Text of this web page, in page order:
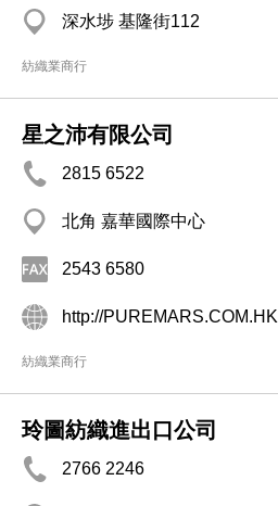
深水埗 基隆街112
紡織業商行
星之沛有限公司
2815 6522
北角 嘉華國際中心
2543 6580
http://PUREMARS.COM.HK
紡織業商行
玲圖紡織進出口公司
2766 2246